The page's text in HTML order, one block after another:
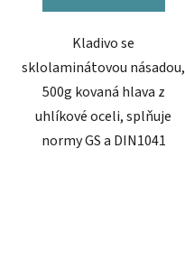
Kladivo se
sklolaminátovou násadou,
500g kovaná hlava z
uhlíkové oceli, splňuje
normy GS a DIN1041